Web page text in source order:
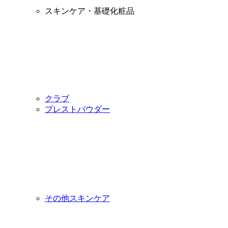
スキンケア・基礎化粧品
クラブ
プレストパウダー
その他スキンケア